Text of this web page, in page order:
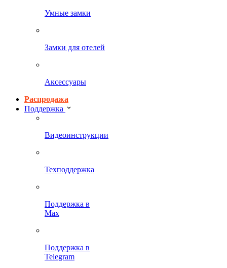
Умные замки
Замки для отелей
Аксессуары
Распродажа
Поддержка
Видеоинструкции
Техподдержка
Поддержка в
Max
Поддержка в
Telegram